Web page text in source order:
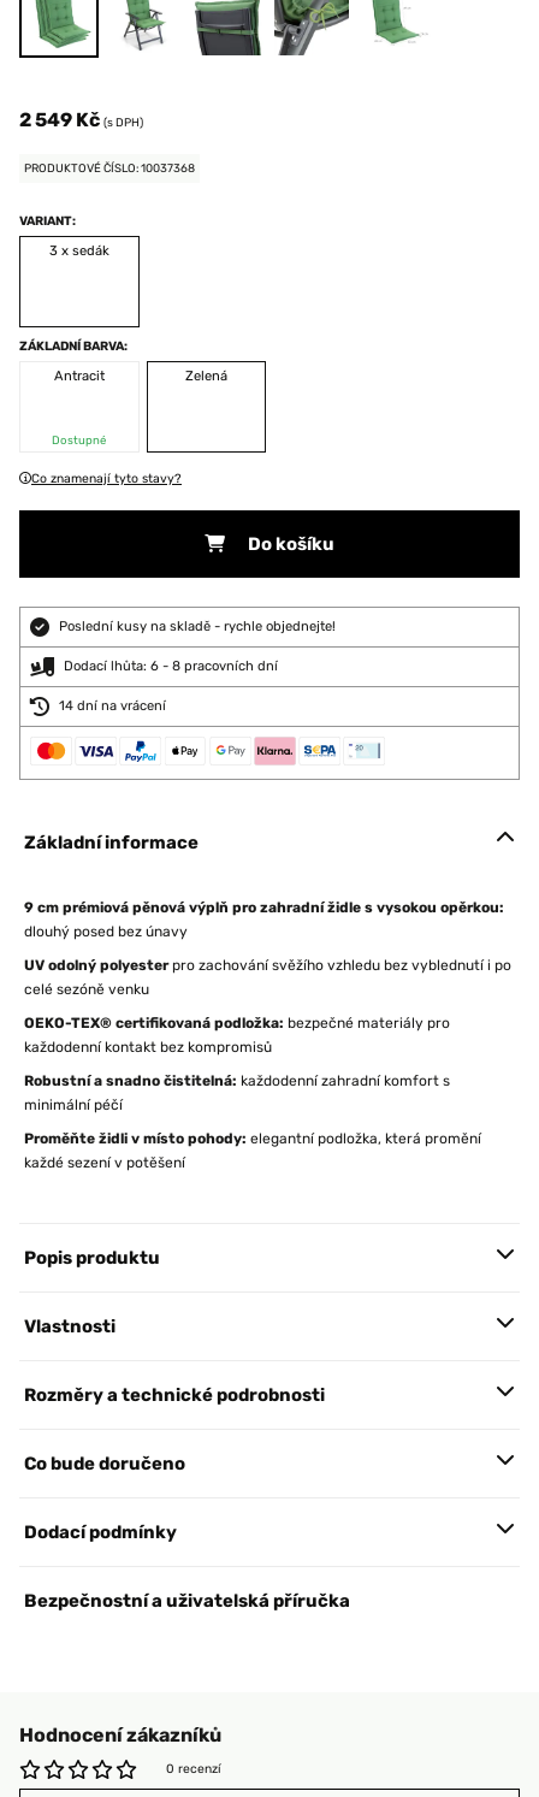
2 549 Kč (s DPH)
PRODUKTOVÉ ČÍSLO: 10037368
VARIANT:
3 x sedák
ZÁKLADNÍ BARVA:
Antracit
Dostupné
Zelená
Co znamenají tyto stavy?
Do košíku
Poslední kusy na skladě - rychle objednejte!
Dodací lhůta: 6 - 8 pracovních dní
14 dní na vrácení
Základní informace
9 cm prémiová pěnová výplň pro zahradní židle s vysokou opěrkou:
dlouhý posed bez únavy
UV odolný polyesterpro zachování svěžího vzhledu bez vyblednutí i po
celé sezóně venku
OEKO-TEX® certifikovaná podložka: bezpečné materiály pro
každodenní kontakt bez kompromisů
Robustní a snadno čistitelná: každodenní zahradní komfort s
minimální péčí
Proměňte židli v místo pohody: elegantní podložka, která promění
každé sezení v potěšení
Popis produktu
Vlastnosti
Rozměry a technické podrobnosti
Co bude doručeno
Dodací podmínky
Bezpečnostní a uživatelská příručka
Hodnocení zákazníků
0 recenzí